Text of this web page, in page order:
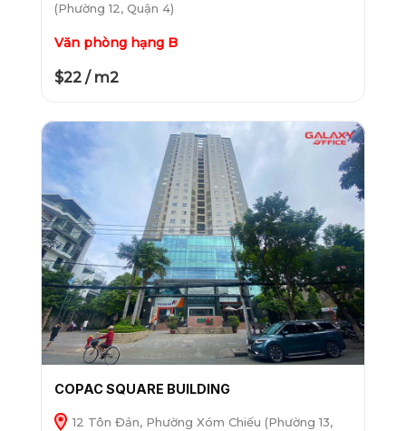
(Phường 12, Quận 4)
Văn phòng hạng B
$22 / m2
COPAC SQUARE BUILDING
12 Tôn Đản, Phường Xóm Chiếu (Phường 13,